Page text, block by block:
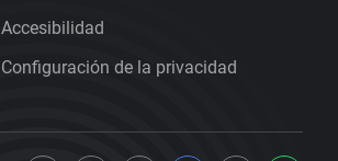
Accesibilidad
Configuración de la privacidad